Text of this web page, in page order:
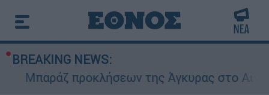
BREAKING NEWS:
Μπαράζ προκλήσεων της Άγκυρας στο Αιγαίο: